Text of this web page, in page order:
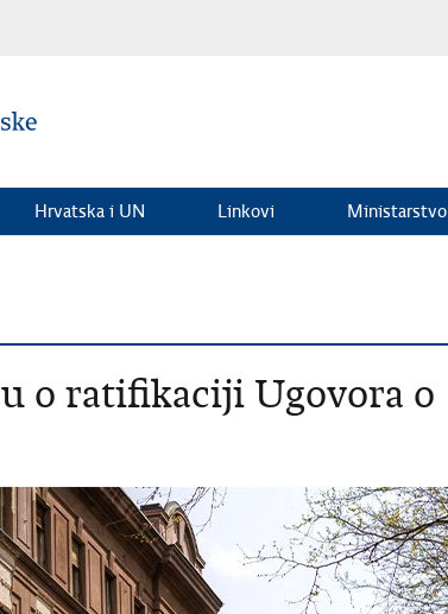
Hrvatska i UN Linkovi Ministarstvo
o ratifikaciji Ugovora o